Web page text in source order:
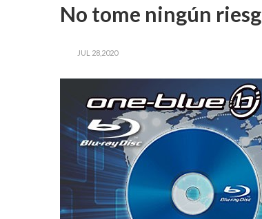
No tome ningún
JUL 28,2020